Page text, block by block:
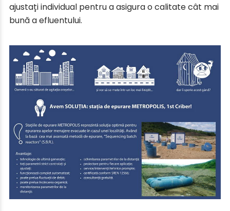
ajustați individual pentru a asigura o calitate cât mai
bună a efluentului.